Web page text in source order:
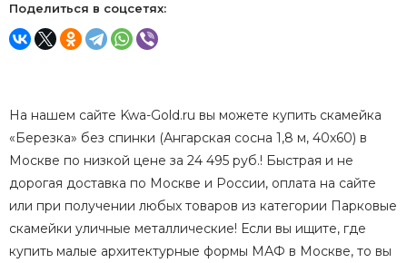
Поделиться в соцсетях:
На нашем сайте Kwa-Gold.ru вы можете купить скамейка
«Березка» без спинки (Ангарская сосна 1,8 м, 40х60) в
Москве по низкой цене за 24 495 руб.! Быстрая и не
дорогая доставка по Москве и России, оплата на сайте
или при получении любых товаров из категории Парковые
скамейки уличные металлические! Если вы ищите, где
купить малые архитектурные формы МАФ в Москве, то вы